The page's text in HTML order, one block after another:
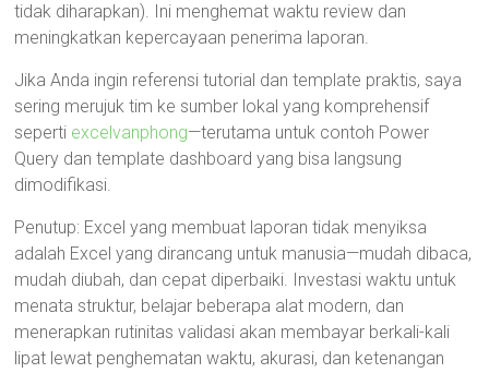
tidak diharapkan). Ini menghemat waktu review dan
meningkatkan kepercayaan penerima laporan.
Jika Anda ingin referensi tutorial dan template praktis, saya
sering merujuk tim ke sumber lokal yang komprehensif
seperti excelvanphong—terutama untuk contoh Power
Query dan template dashboard yang bisa langsung
dimodifikasi.
Penutup: Excel yang membuat laporan tidak menyiksa
adalah Excel yang dirancang untuk manusia—mudah dibaca,
mudah diubah, dan cepat diperbaiki. Investasi waktu untuk
menata struktur, belajar beberapa alat modern, dan
menerapkan rutinitas validasi akan membayar berkali-kali
lipat lewat penghematan waktu, akurasi, dan ketenangan